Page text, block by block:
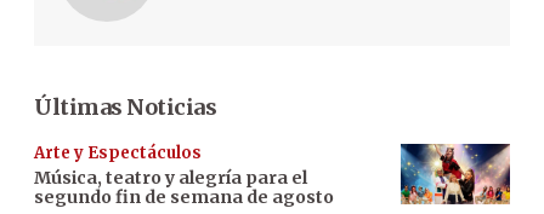
Últimas Noticias
Arte y Espectáculos
Música, teatro y alegría para el
segundo fin de semana de agosto